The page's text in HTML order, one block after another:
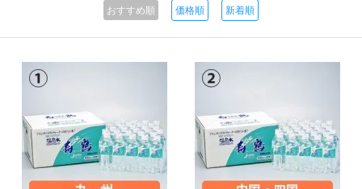
おすすめ順 価格順 新着順